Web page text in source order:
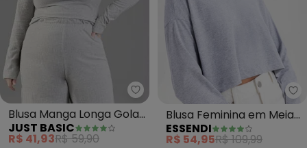
Just Basic - Blusa Manga
Blusa Manga Longa Gola
Alta em Ribana (Cinza)
JUST BASIC
R$ 41,93R$ 59,90
Blusa Feminina em Meia
Malha (Cinza)
ESSENDI
R$ 54,95R$ 109,99